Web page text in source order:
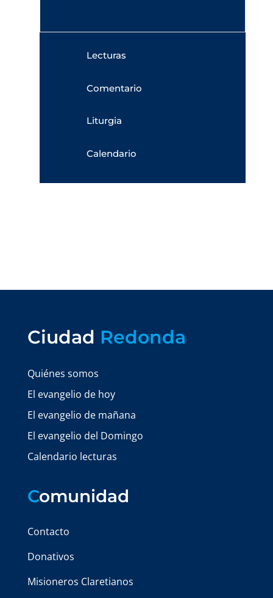
Lecturas
Comentario
Liturgia
Calendario
Ciudad Redonda
Quiénes somos
El evangelio de hoy
El evangelio de mañana
El evangelio del Domingo
Calendario lecturas
Comunidad
Contacto
Donativos
Misioneros Claretianos